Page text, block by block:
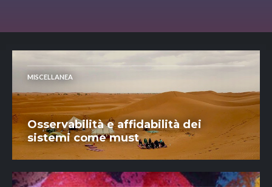
MISCELLANEA
Osservabilità e affidabilità dei
sistemi come must